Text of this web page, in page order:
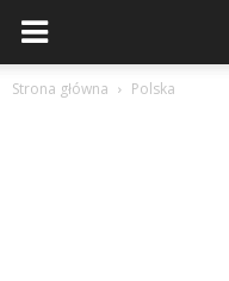
Strona główna Polska